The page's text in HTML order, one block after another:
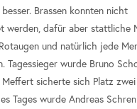
Brassen konnten nicht
werden, dafür aber stattliche
und natürlich jede
Tagessieger wurde Bruno
sicherte sich Platz
Tages wurde Andreas